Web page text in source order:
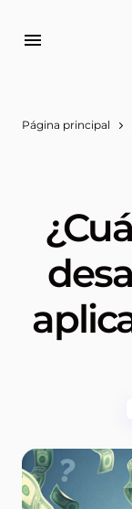
Página principal